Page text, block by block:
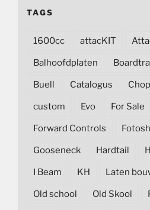
TAGS
1600cc attacKIT
Balhoofdplaten
Buell Catalogus
custom Evo For Sale
Forward Controls
Gooseneck Hardtail
I Beam KH Laten
Old school Old Skool